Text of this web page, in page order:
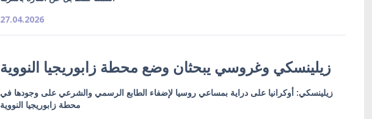
27.04.2026
زيلينسكي وغروسي يبحثان وضع محطة زابوريجيا النووية
زيلينسكي: أوكرانيا على دراية بمساعي روسيا لإضفاء الطابع الرسمي والشرعي على وجودها في
محطة زابوريجيا النووية